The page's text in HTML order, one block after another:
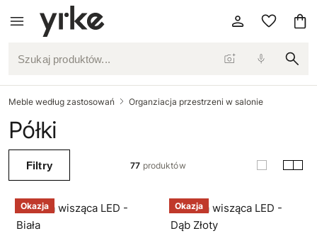
Szukaj produktów...
Meble według zastosowań Organziacja przestrzeni w salonie
Półki
Filtry 77 produktów
Okazja Okazja